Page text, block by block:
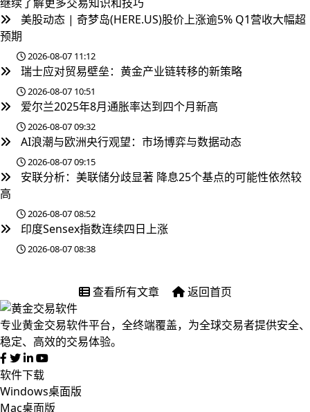
美股动态 | 奇梦岛(HERE.US)股价上涨逾5% Q1营收大幅超
预期
2026-08-07 11:12
瑞士应对贸易壁垒：黄金产业链转移的新策略
2026-08-07 10:51
爱尔兰2025年8月通胀率达到四个月新高
2026-08-07 09:32
AI浪潮与欧洲央行观望：市场博弈与数据动态
2026-08-07 09:15
安联分析：美联储分歧显著 降息25个基点的可能性依然较
高
2026-08-07 08:52
印度Sensex指数连续四日上涨
2026-08-07 08:38
查看所有文章 返回首页
专业黄金交易软件平台，全终端覆盖，为全球交易者提供安全、
稳定、高效的交易体验。
软件下载
Windows桌面版
Mac桌面版